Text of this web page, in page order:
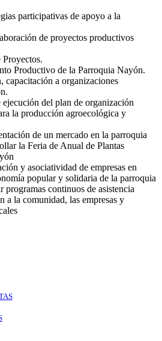
participativas de apoyo a la
de proyectos productivos
Productivo de la Parroquia Nayón.
capacitación a organizaciones
del plan de organización
la producción agroecológica y
de un mercado en la parroquia
la Feria de Anual de Plantas
y asociatividad de empresas en
popular y solidaria de la parroquia
programas continuos de asistencia
a la comunidad, las empresas y